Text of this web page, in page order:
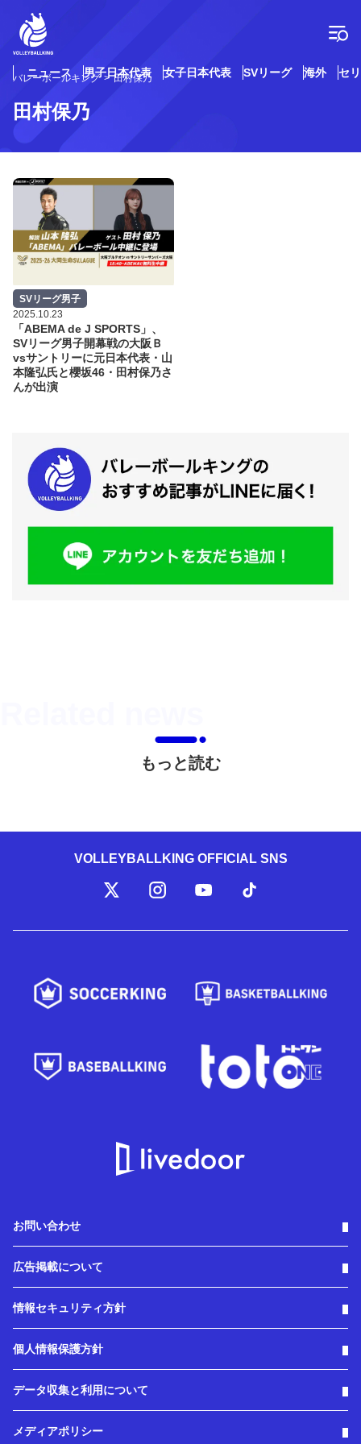
テ
ツ
プ
ニュース 男子日本代表 女子日本代表 SVリーグ 海外 セ
バレーボールキング 田村保乃
田村保乃
SVリーグ男子
2025.10.23
「ABEMA de J SPORTS」、
SVリーグ男子開幕戦の大阪Ｂ
vsサントリーに元日本代表・山
本隆弘氏と櫻坂46・田村保乃さ
んが出演
もっと読む
VOLLEYBALLKING OFFICIAL SNS
お問い合わせ
広告掲載について
情報セキュリティ方針
個人情報保護方針
データ収集と利用について
メディアポリシー